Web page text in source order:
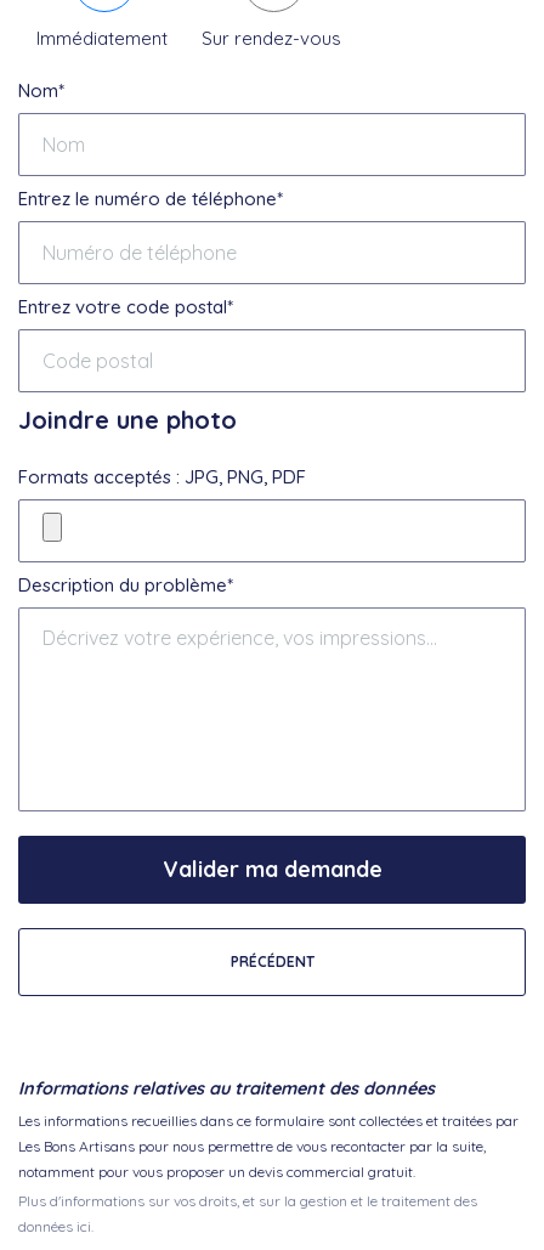
Immédiatement Sur rendez-vous
Nom*
Entrez le numéro de téléphone*
Entrez votre code postal*
Joindre une photo
Formats acceptés : JPG, PNG, PDF
Description du problème*
PRÉCÉDENT
Valider ma demande
Informations relatives au traitement des données
Les informations recueillies dans ce formulaire sont collectées et traitées par
Les Bons Artisans pour nous permettre de vous recontacter par la suite,
notamment pour vous proposer un devis commercial gratuit.
Plus d'informations sur vos droits, et sur la gestion et le traitement des
données ici.